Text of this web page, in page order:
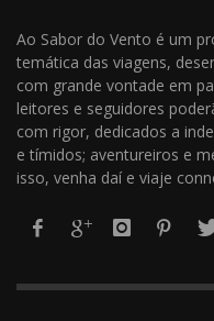
Ao Sabor do Vento é um
temática das viagens,
com grande vontade em
leitores e seguidores
com rigor, dedicados a
e tímidos; aventureiros e
isso, venha daí e viaje